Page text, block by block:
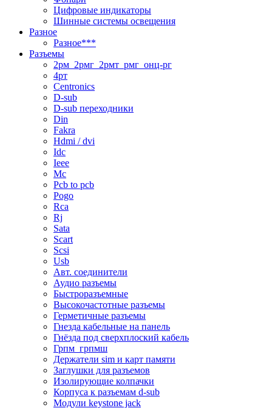
Цифровые индикаторы
Шинные системы освещения
Разное
Разное***
Разъемы
2рм_2рмг_2рмт_рмг_онц-рг
4рт
Centronics
D-sub
D-sub переходники
Din
Fakra
Hdmi / dvi
Idc
Ieee
Mc
Pcb to pcb
Pogo
Rca
Rj
Sata
Scart
Scsi
Usb
Авт. соединители
Аудио разъемы
Быстроразъемные
Высокочастотные разъемы
Герметичные разъемы
Гнезда кабельные на панель
Гнёзда под сверхплоский кабель
Грпм_грпмш
Держатели sim и карт памяти
Заглушки для разъемов
Изолирующие колпачки
Корпуса к разъемам d-sub
Модули keystone jack